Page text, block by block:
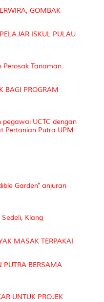
GOMBAK
ISKUL PULAU
Tanaman.
BAGI PROGRAM
pegawai UCTC dengan
Pertanian Putra UPM
Garden" anjuran
Klang
MASAK TERPAKAI
PUTRA BERSAMA
UNTUK PROJEK